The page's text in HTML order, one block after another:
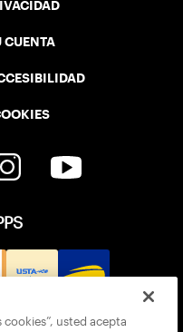
CUENTA
usted acepta